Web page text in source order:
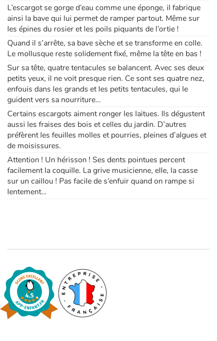
L’escargot se gorge d’eau comme une éponge, il fabrique
ainsi la bave qui lui permet de ramper partout. Même sur
les épines du rosier et les poils piquants de l’ortie !
Quand il s’arrête, sa bave sèche et se transforme en colle.
Le mollusque reste solidement fixé, même la tête en bas !
Sur sa tête, quatre tentacules se balancent. Avec ses deux
petits yeux, il ne voit presque rien. Ce sont ses quatre nez,
enfouis dans les grands et les petits tentacules, qui le
guident vers sa nourriture…
Certains escargots aiment ronger les laitues. Ils dégustent
aussi les fraises des bois et celles du jardin. D’autres
préfèrent les feuilles molles et pourries, pleines d’algues et
de moisissures.
Attention ! Un hérisson ! Ses dents pointues percent
facilement la coquille. La grive musicienne, elle, la casse
sur un caillou ! Pas facile de s’enfuir quand on rampe si
lentement…